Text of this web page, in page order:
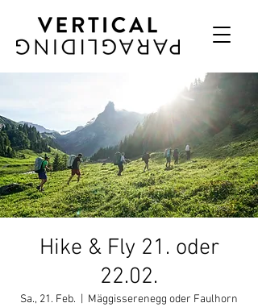
Hike & Fly 21. oder
22.02.
Sa., 21. Feb. Mäggisserenegg oder Faulhorn